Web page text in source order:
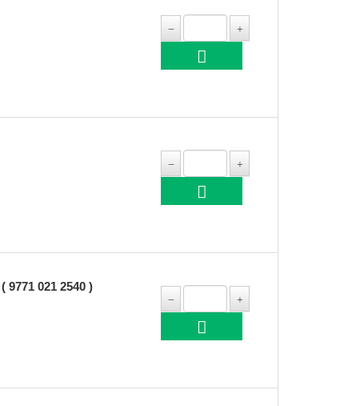
9771 021 2540 )